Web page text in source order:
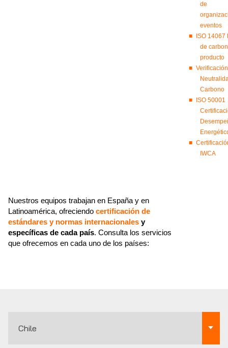
de
eventos
ISO 14067
de
producto
Carbono
ISO 50001
IWCA
Nuestros equipos trabajan en España y en
Latinoamérica, ofreciendo certificación de
estándares y normas internacionales y
específicas de cada país. Consulta los servicios
que ofrecemos en cada uno de los países:
Chile